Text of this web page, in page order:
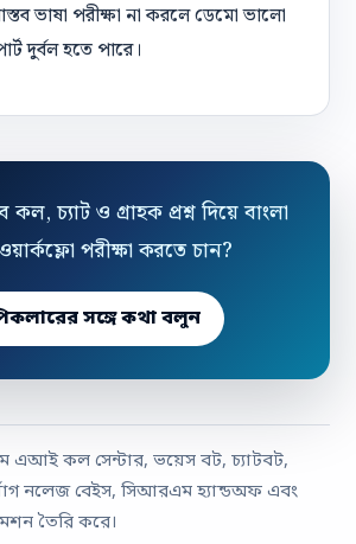
ভাষা পরীক্ষা না করলে ডেমো ভালো
দুর্বল হতে পারে।
চ্যাট ও গ্রাহক প্রশ্ন দিয়ে বাংলা
পরীক্ষা করতে চান?
সঙ্গে কথা বলুন
এআই কল সেন্টার, ভয়েস বট, চ্যাটবট,
নলেজ বেইস, সিআরএম হ্যান্ডঅফ এবং
তৈরি করে।